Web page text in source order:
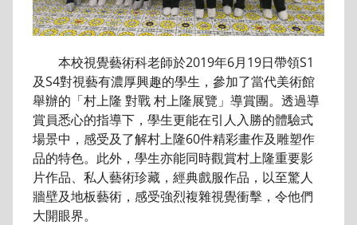
本校視覺藝術科老師於2019年6月19日帶領S1
及S4對視藝有濃厚興趣的學生，參加了當代美術館
舉辦的「村上隆 對戰 村上隆展覽」導賞團。透過導
賞員悉心的指導下，學生更能在引人入勝的體驗式
場景中，感受及了解村上隆60件精彩畫作及雕塑作
品的特色。此外，學生亦能同時觀賞村上隆重要影
片作品、私人藝術珍藏，經典戲服作品，以至驚人
牆壁及地板藝術，感受強烈複雜視覺衝擊，令他們
大開眼界。